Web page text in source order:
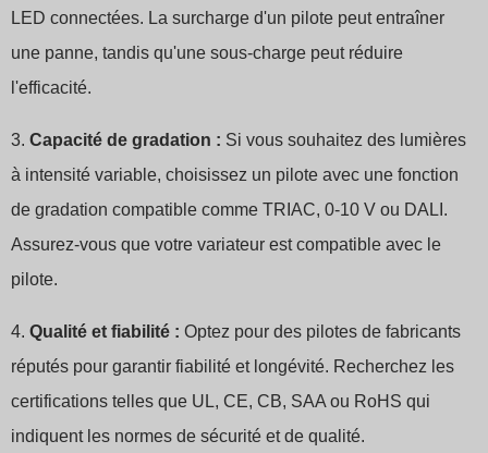
LED connectées. La surcharge d'un pilote peut entraîner
une panne, tandis qu'une sous-charge peut réduire
l'efficacité.
3. Capacité de gradation : Si vous souhaitez des lumières
à intensité variable, choisissez un pilote avec une fonction
de gradation compatible comme TRIAC, 0-10 V ou DALI.
Assurez-vous que votre variateur est compatible avec le
pilote.
4. Qualité et fiabilité : Optez pour des pilotes de fabricants
réputés pour garantir fiabilité et longévité. Recherchez les
certifications telles que UL, CE, CB, SAA ou RoHS qui
indiquent les normes de sécurité et de qualité.